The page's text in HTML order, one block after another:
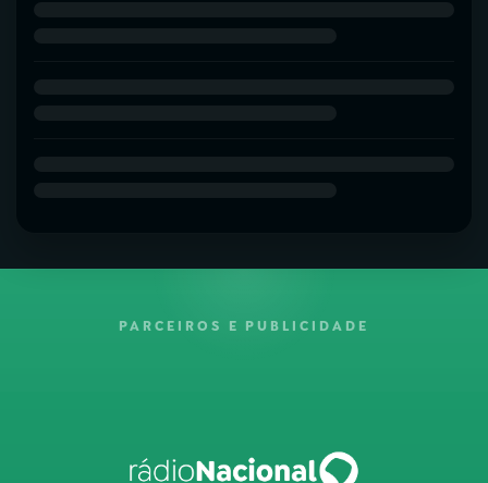
PARCEIROS E PUBLICIDADE